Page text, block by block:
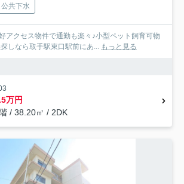
公共下水
アクセス物件で通勤も楽々♪小型ペット飼育可物
しなら取手駅東口駅前にあ... もっと見る
万円
/ 38.20㎡ / 2DK